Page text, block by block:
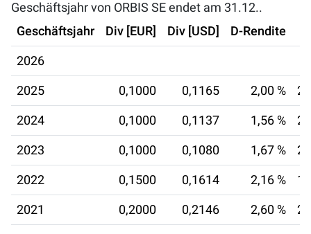
Geschäftsjahr von ORBIS SE endet am 31.12..
Geschäftsjahr
Div [EUR] Div [USD] D-Rendite
2026
2025 0,1000 0,1165 2,00 %
2024 0,1000 0,1137 1,56 %
2023 0,1000 0,1080 1,67 %
2022 0,1500 0,1614 2,16 %
2021 0,2000 0,2146 2,60 %